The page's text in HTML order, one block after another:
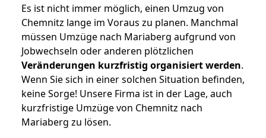
Es ist nicht immer möglich, einen Umzug von
Chemnitz lange im Voraus zu planen. Manchmal
müssen Umzüge nach Mariaberg aufgrund von
Jobwechseln oder anderen plötzlichen
Veränderungen kurzfristig organisiert werden.
Wenn Sie sich in einer solchen Situation befinden,
keine Sorge! Unsere Firma ist in der Lage, auch
kurzfristige Umzüge von Chemnitz nach
Mariaberg zu lösen.